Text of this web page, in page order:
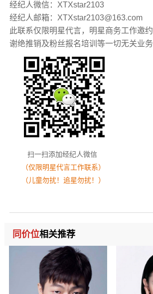
经纪人微信：XTXstar2103
经纪人邮箱：XTXstar2103@163.com
此联系仅限明星代言，明星商务工作邀约
谢绝推销及粉丝报名培训等一切无关业务
扫一扫添加经纪人微信
（仅限明星代言工作联系）
（儿童勿扰！追星勿扰！）
同价位相关推荐